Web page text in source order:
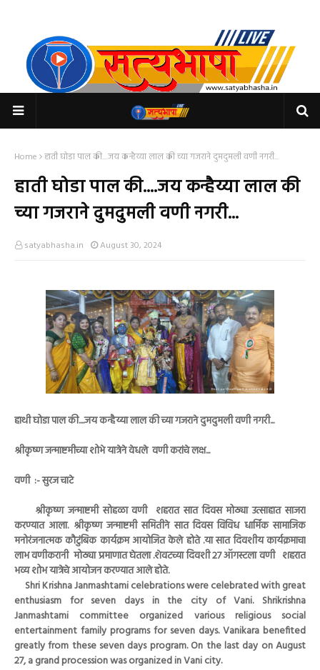
Home हाती घोडा पाल की....जय कन्हैय्या लाल की च्या गजराने दुमदुमली वणी नगरी...
हाती घोडा पाल की....जय कन्हैय्या लाल की
च्या गजराने दुमदुमली वणी नगरी...
satyabhasha.in August 30, 2024
हाथी घोडा पाल की....जय कन्हैय्या लाल की च्या गजराने दुमदुमली वणी नगरी...
श्रीकृष्ण जन्माष्टमीच्या शोभे यात्रेने वेधले वणी करांचे लक्ष...
वणी :- सुरज चाटे
श्रीकृष्ण जन्माष्टमी सोहळा वणी शहरात सात दिवस मोठ्या उत्साहात साजरा
करण्यात आला. श्रीकृष्ण जन्माष्टमी समितीने सात दिवस विविध धार्मिक सामाजिक
मनोरंजनात्मक कौटुंबिक कार्यक्रम आयोजित केले होते .या सात दिवशीय कार्यक्रमाचा
लाभ वणीकरानी मोठ्या प्रमाणात घेतला .शेवटच्या दिवशी 27 ऑगस्टला वणी शहरात
भव्य शोभ यात्रेचे आयोजन करण्यात आले होते.
Shri Krishna Janmashtami celebrations were celebrated with great
enthusiasm for seven days in the city of Vani. Shrikrishna
Janmashtami committee organized various religious social
entertainment family programs for seven days. Vanikara benefited
greatly from these seven days program. On the last day on August
27, a grand procession was organized in Vani city.